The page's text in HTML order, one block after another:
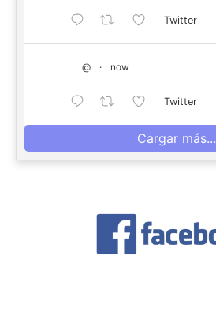
Twitter
@ · now
Twitter
Cargar más...